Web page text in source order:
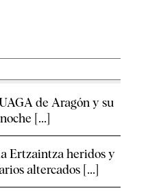
de Aragón y su
[...]
Ertzaintza heridos y
altercados [...]